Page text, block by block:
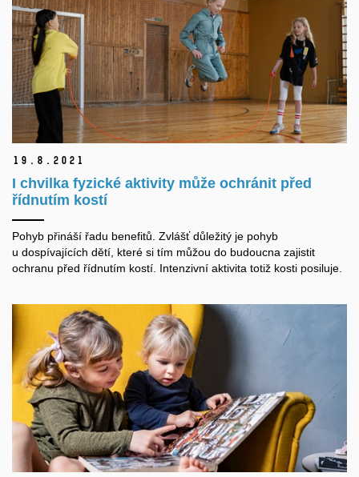
19. 8. 2021
I chvilka fyzické aktivity může ochránit před
řídnutím kostí
Pohyb přináší řadu benefitů. Zvlášť důležitý je pohyb
u dospívajících dětí, které si tím můžou do budoucna zajistit
ochranu před řídnutím kostí. Intenzivní aktivita totiž kosti posiluje.